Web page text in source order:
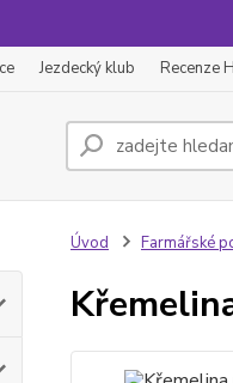
Jezdecký klub Recenze
Úvod Farmářské